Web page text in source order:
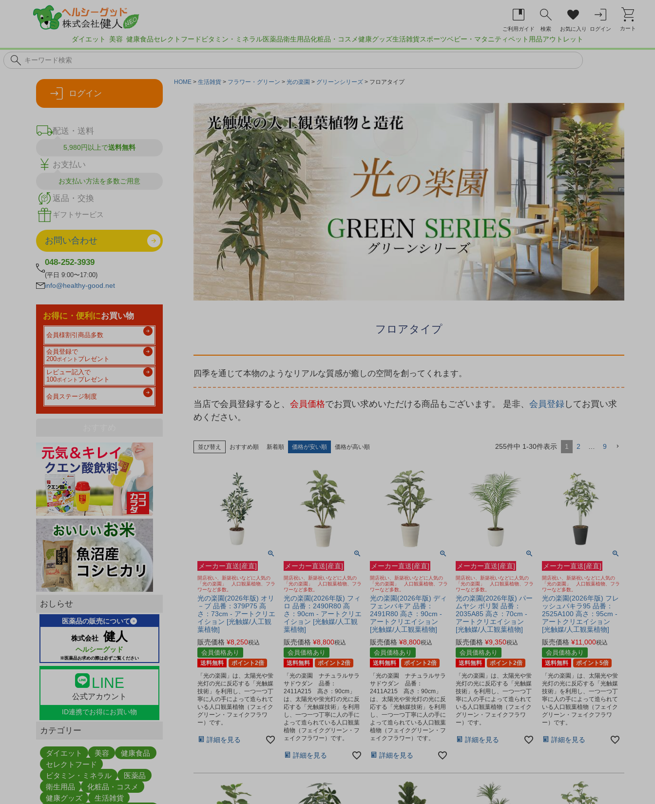
ご利用ガイド 検索 お気に入り ログイン カート
ダイエット 美容 健康食品セレクトフード ビタミン・ミネラル医薬品衛生用品化粧品・コスメ健康グッズ生活雑貨スポーツベビー・マタニティペット用品アウトレット
ログイン
配送・送料
5,980円以上で送料無料
お支払い
お支払い方法を多数ご用意
返品・交換
ギフトサービス
お問い合わせ
048-252-3939
(平日 9:00〜17:00)
info@healthy-good.net
お得に・便利にお買い物
会員様割引商品多数
会員登録で
200ポイント プレゼント
レビュー記入で
100ポイント プレゼント
会員ステージ制度
おしらせ
医薬品の販売について
株式会社 健人
ヘルシーグッド
※医薬品お求めの際は必ずご覧ください
LINE
公式アカウント
ID連携でお得にお買い物
カテゴリー
ダイエット 美容
健康食品
セレクトフード
ビタミン・ミネラル
医薬品
衛生用品
化粧品・コスメ
健康グッズ
生活雑貨
HOME 生活雑貨 フラワー・グリーン 光の楽園 グリーンシリーズ フロアタイプ
フロアタイプ
四季を通じて本物のようなリアルな質感が癒しの空間を創ってくれます。
当店で会員登録すると、 会員価格でお買い求めいただける商品もございます。 是非、 会員登録 してお買い求
めください。
並び替え おすすめ順 新着順 価格が安い順 価格が高い順 255件中 1-30件表示 1 2 … 9
メーカー直送[産直]
開店祝い、新築祝いなどに人気の
「光の楽園」 人口観葉植物、フラ
ワーなど多数。
光の楽園(2026年版) オリ
－ブ 品番：379P75 高
さ：73cm - アートクリエ
イション [光触媒/人工観
葉植物]
販売価格 ¥8,250税込
会員価格あり
送料無料
ポイント2倍
「光の楽園」は、太陽光や蛍
光灯の光に反応する「光触媒
技術」を利用し、一つ一つ丁
寧に人の手によって造られて
いる人口観葉植物（フェイク
グリーン・フェイクフラワ
ー）です。
詳細を見る
メーカー直送[産直]
開店祝い、新築祝いなどに人気の
「光の楽園」 人口観葉植物、フラ
ワーなど多数。
光の楽園(2026年版) フィ
ロ 品番：2490R80 高
さ：90cm - アートクリエ
イション [光触媒/人工観
葉植物]
販売価格 ¥8,800税込
会員価格あり
送料無料
ポイント2倍
「光の楽園 ナチュラルサラ
サドウダン 品番：
2411A215 高さ：90cm」
は、太陽光や蛍光灯の光に反
応する「光触媒技術」を利用
し、一つ一つ丁寧に人の手に
よって造られている人口観葉
植物（フェイクグリーン・フ
ェイクフラワー）です。
詳細を見る
メーカー直送[産直]
開店祝い、新築祝いなどに人気の
「光の楽園」 人口観葉植物、フラ
ワーなど多数。
光の楽園(2026年版) ディ
フェンバキア 品番：
2491R80 高さ：90cm -
アートクリエイション
[光触媒/人工観葉植物]
販売価格 ¥8,800税込
会員価格あり
送料無料
ポイント2倍
「光の楽園 ナチュラルサラ
サドウダン 品番：
2411A215 高さ：90cm」
は、太陽光や蛍光灯の光に反
応する「光触媒技術」を利用
し、一つ一つ丁寧に人の手に
よって造られている人口観葉
植物（フェイクグリーン・フ
ェイクフラワー）です。
詳細を見る
メーカー直送[産直]
開店祝い、新築祝いなどに人気の
「光の楽園」 人口観葉植物、フラ
ワーなど多数。
光の楽園(2026年版) パー
ムヤシ ポリ製 品番：
2035A85 高さ：70cm -
アートクリエイション
[光触媒/人工観葉植物]
販売価格 ¥9,350税込
会員価格あり
送料無料
ポイント2倍
「光の楽園」は、太陽光や蛍
光灯の光に反応する「光触媒
技術」を利用し、一つ一つ丁
寧に人の手によって造られて
いる人口観葉植物（フェイク
グリーン・フェイクフラワ
ー）です。
詳細を見る
メーカー直送[産直]
開店祝い、新築祝いなどに人気の
「光の楽園」 人口観葉植物、フラ
ワーなど多数。
光の楽園(2026年版) フレ
ッシュパキラ95 品番：
2525A100 高さ：95cm -
アートクリエイション
[光触媒/人工観葉植物]
販売価格 ¥11,000税込
会員価格あり
送料無料
ポイント5倍
「光の楽園」は、太陽光や蛍
光灯の光に反応する「光触媒
技術」を利用し、一つ一つ丁
寧に人の手によって造られて
いる人口観葉植物（フェイク
グリーン・フェイクフラワ
ー）です。
詳細を見る